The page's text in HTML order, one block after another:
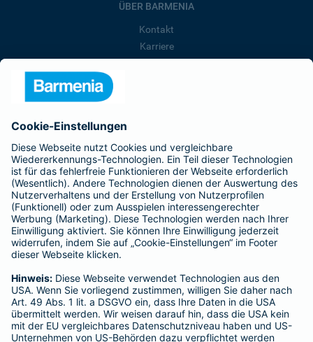
ÜBER BARMENIA
Kontakt
Karriere
Barmenia ist Teil der BarmeniaGothaer
BELIEBTE SEITEN
Kranken-Zusatzversicherung
Tierversicherungen
Haftpflichtversicherung
Hausratversicherung
Adresse ändern
Schaden melden
Kilometerstandsmeldung
Serviceübersicht